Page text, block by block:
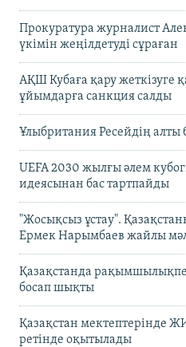
Прокуратура журналист
үкімін жеңілдетуді сұраған
АҚШ Кубаға қару жеткізуге
ұйымдарға санкция салды
Ұлыбритания Ресейдің алты
UEFA 2030 жылғы әлем
идеясынан бас тартпайды
"Жосықсыз ұстау".
Ермек Нарымбаев жайлы
Қазақстанда
босап шықты
Қазақстан мектептерінде
ретінде оқытылады